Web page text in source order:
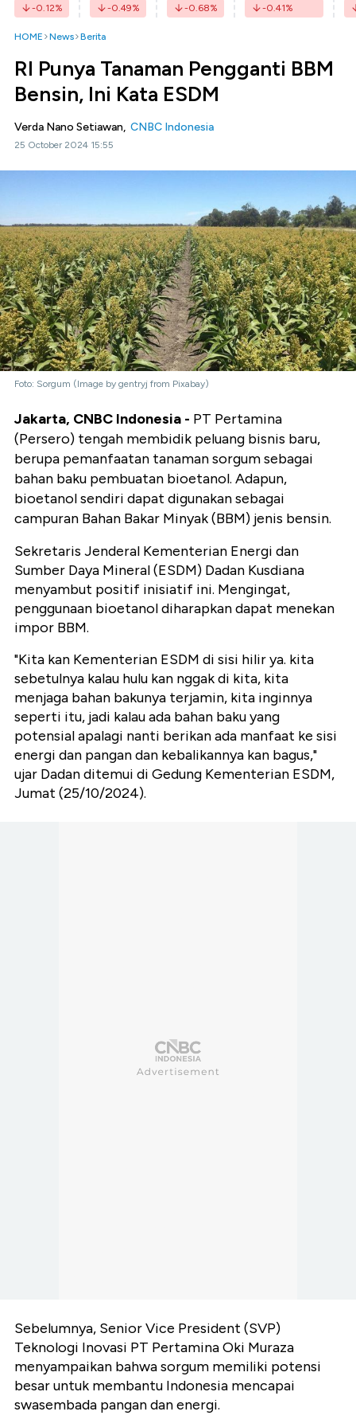
-0.12% -0.49% -0.68% -0.41%
HOME News Berita
RI Punya Tanaman Pengganti BBM
Bensin, Ini Kata ESDM
Verda Nano Setiawan, CNBC Indonesia
25 October 2024 15:55
Foto: Sorgum (Image by gentryj from Pixabay)
Jakarta, CNBC Indonesia - PT Pertamina
(Persero) tengah membidik peluang bisnis baru,
berupa pemanfaatan tanaman sorgum sebagai
bahan baku pembuatan bioetanol. Adapun,
bioetanol sendiri dapat digunakan sebagai
campuran Bahan Bakar Minyak (BBM) jenis bensin.
Sekretaris Jenderal Kementerian Energi dan
Sumber Daya Mineral (ESDM) Dadan Kusdiana
menyambut positif inisiatif ini. Mengingat,
penggunaan bioetanol diharapkan dapat menekan
impor BBM.
"Kita kan Kementerian ESDM di sisi hilir ya. kita
sebetulnya kalau hulu kan nggak di kita, kita
menjaga bahan bakunya terjamin, kita inginnya
seperti itu, jadi kalau ada bahan baku yang
potensial apalagi nanti berikan ada manfaat ke sisi
energi dan pangan dan kebalikannya kan bagus,"
ujar Dadan ditemui di Gedung Kementerian ESDM,
Jumat (25/10/2024).
Sebelumnya, Senior Vice President (SVP)
Teknologi Inovasi PT Pertamina Oki Muraza
menyampaikan bahwa sorgum memiliki potensi
besar untuk membantu Indonesia mencapai
swasembada pangan dan energi.